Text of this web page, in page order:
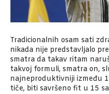
Tradicionalnih osam sati
nikada nije predstavljalo
smatra da takav ritam
takvoj formuli, smatra on,
najneproduktivniji između
tiče, biti savršeno fit u 15